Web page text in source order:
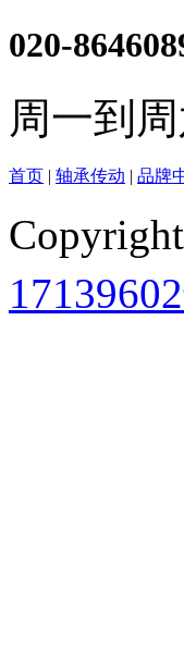
020-
周一到
首页 | 轴承传动 | 品牌